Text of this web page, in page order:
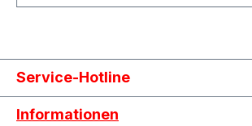
Service-Hotline
Informationen